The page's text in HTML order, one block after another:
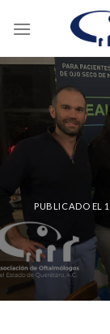
PUBLICADO EL